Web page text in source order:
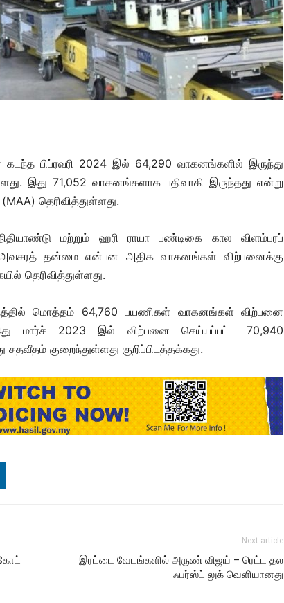
பிப்ரவரி 2024 இல் 64,290 வாகனங்களில் இருந்து
இது 71,052 வாகனங்களாக பதிவாகி இருந்தது என்று
தெரிவித்துள்ளது.
மற்றும் ஹரி ராயா பண்டிகை கால விளம்பரப்
அவசரத் தன்மை என்பன அதிக வாகனங்கள் விற்பனைக்கு
தெரிவித்துள்ளது.
மொத்தம் 64,760 பயணிகள் வாகனங்கள் விற்பனை
இது மார்ச் 2023 இல் விற்பனை செய்யப்பட்ட 70,940
குறைந்துள்ளது குறிப்பிடத்தக்கது.
Next article
இரட்டை வேடங்களில் அருண் விஜய் – ரெட்ட தல
ஃபர்ஸ்ட் லுக் வெளியானது